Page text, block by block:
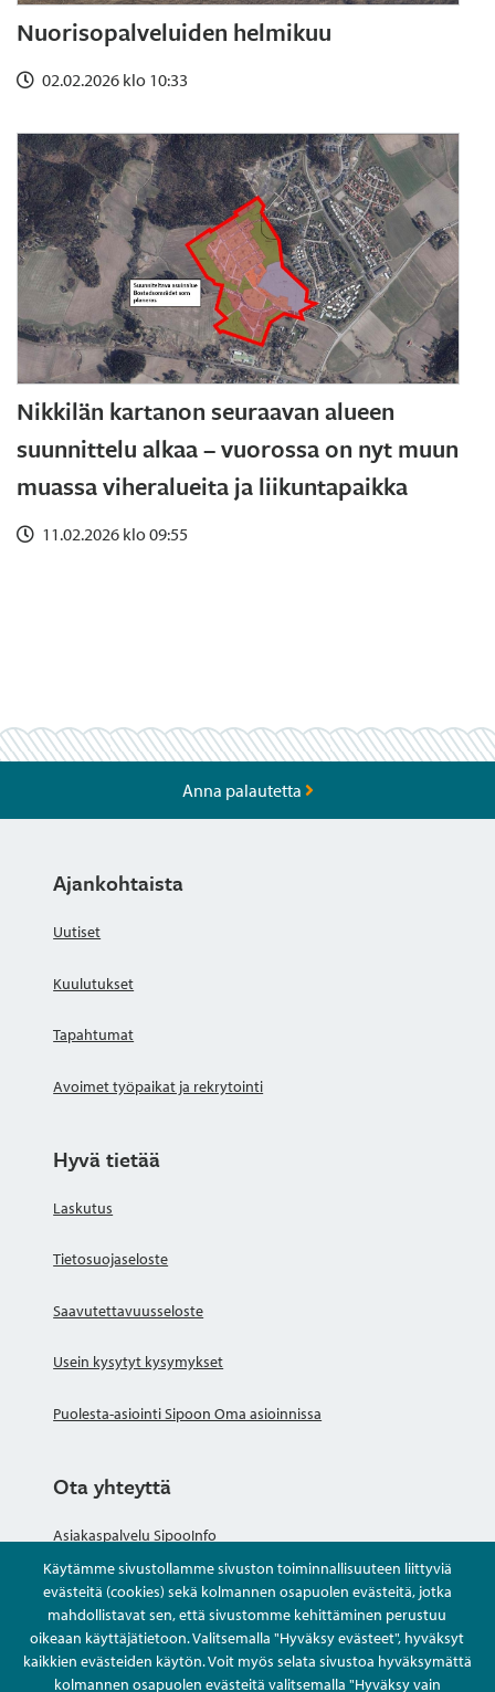
Nuorisopalveluiden helmikuu
02.02.2026 klo 10:33
Nikkilän kartanon seuraavan alueen
suunnittelu alkaa – vuorossa on nyt muun
muassa viheralueita ja liikuntapaikka
11.02.2026 klo 09:55
Käytämme sivustollamme sivuston toiminnallisuuteen liittyviä
evästeitä (cookies) sekä kolmannen osapuolen evästeitä, jotka
mahdollistavat sen, että sivustomme kehittäminen perustuu
oikeaan käyttäjätietoon. Valitsemalla "Hyväksy evästeet", hyväksyt
kaikkien evästeiden käytön. Voit myös selata sivustoa hyväksymättä
kolmannen osapuolen evästeitä valitsemalla "Hyväksy vain
Anna palautetta
Ajankohtaista
Uutiset
Kuulutukset
Tapahtumat
Avoimet työpaikat ja rekrytointi
Hyvä tietää
Laskutus
Tietosuojaseloste
Saavutettavuusseloste
Usein kysytyt kysymykset
Puolesta-asiointi Sipoon Oma asioinnissa
Ota yhteyttä
Asiakaspalvelu SipooInfo
Anna palautetta nimettömästi
Kysy tai asioi